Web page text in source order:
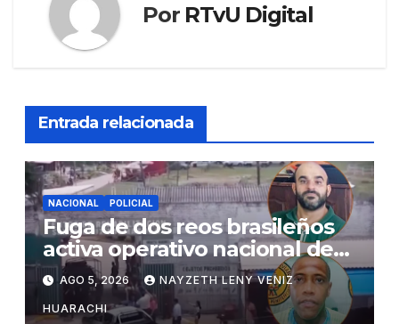
Por RTvU Digital
Entrada relacionada
NACIONAL POLICIAL
Fuga de dos reos brasileños
activa operativo nacional de
búsqueda
AGO 5, 2026 NAYZETH LENY VENIZ
HUARACHI